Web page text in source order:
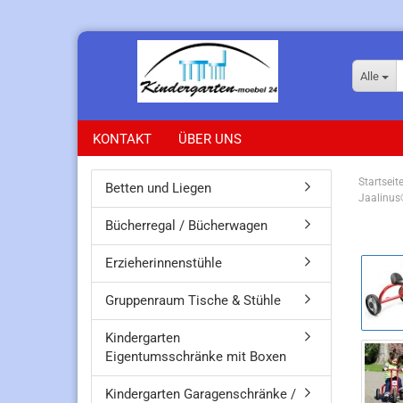
Alle
KONTAKT ÜBER UNS
Startseite
Betten und Liegen
Bücherregal / Bücherwagen
Erzieherinnenstühle
Gruppenraum Tische & Stühle
Kindergarten
Eigentumsschränke mit Boxen
Kindergarten Garagenschränke /